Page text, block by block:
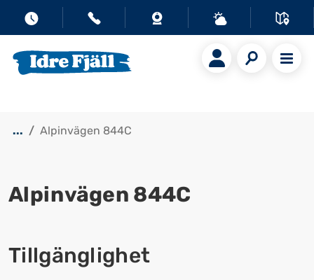
... Alpinvägen 844C
Alpinvägen 844C
Tillgänglighet